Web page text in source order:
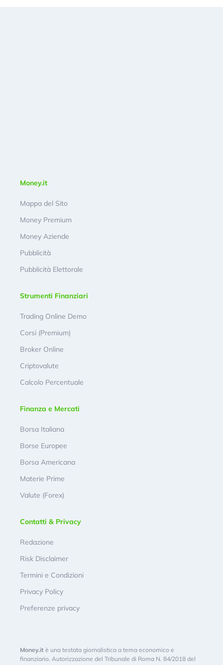
Money.it
Mappa del Sito
Money Premium
Money Aziende
Pubblicità
Pubblicità Elettorale
Strumenti Finanziari
Trading Online Demo
Corsi (Premium)
Broker Online
Criptovalute
Calcolo Percentuale
Finanza e Mercati
Borsa Italiana
Borse Europee
Borsa Americana
Materie Prime
Valute (Forex)
Contatti & Privacy
Redazione
Risk Disclaimer
Termini e Condizioni
Privacy Policy
Preferenze privacy
Money.it è una testata giornalistica a tema economico e
finanziario. Autorizzazione del Tribunale di Roma N. 84/2018 del